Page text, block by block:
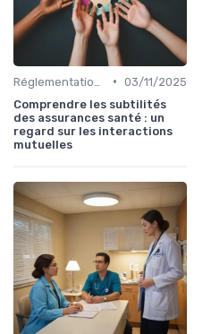
• 03/11/2025
Comprendre les subtilités
des assurances santé : un
regard sur les interactions
mutuelles